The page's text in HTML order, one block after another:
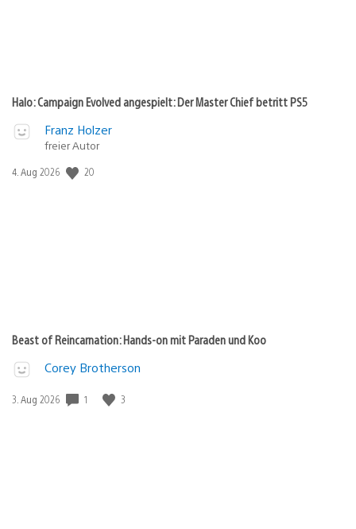
Halo: Campaign Evolved angespielt: Der Master Chief betritt PS5
Franz Holzer
freier Autor
Veröffentlichungsdatum:
4. Aug 2026 20
Beast of Reincarnation: Hands-on mit Paraden und Koo
Corey Brotherson
Veröffentlichungsdatum:
3. Aug 2026 1 3